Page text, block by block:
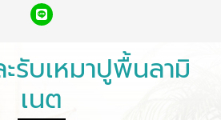
รับเหมาปูพื้นลามิ
เนต